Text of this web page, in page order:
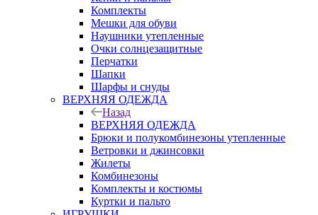
Комплекты
Мешки для обуви
Наушники утепленные
Очки солнцезащитные
Перчатки
Шапки
Шарфы и снуды
ВЕРХНЯЯ ОДЕЖДА
Назад
ВЕРХНЯЯ ОДЕЖДА
Брюки и полукомбинезоны утепленные
Ветровки и джинсовки
Жилеты
Комбинезоны
Комплекты и костюмы
Куртки и пальто